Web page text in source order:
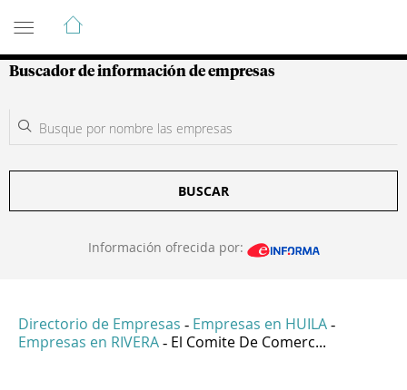
Guía de Empresas Colombianas
Buscador de información de empresas
BUSCAR
Información ofrecida por:
Directorio de Empresas - Empresas en HUILA -
Empresas en RIVERA - El Comite De Comerc...